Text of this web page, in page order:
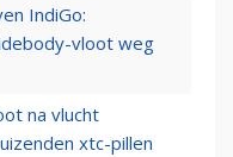
IndiGo:
vloot weg
na vlucht
xtc-pillen